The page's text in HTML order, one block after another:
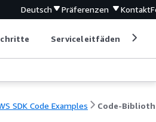
Deutsch Präferenzen Kontakt
Serviceleitfäden
SDK Code Examples Code-